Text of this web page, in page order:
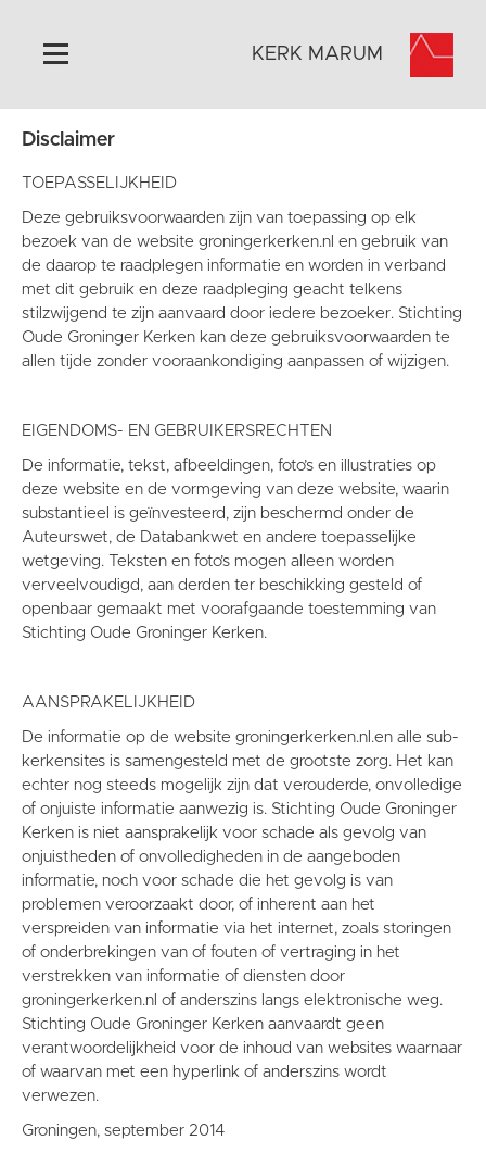
Home
Algemeen
Historie
Omgeving
Activiteiten
Verhuur
Foto's
Contact
Vaktaal
KERK MARUM
Disclaimer
TOEPASSELIJKHEID
Deze gebruiksvoorwaarden zijn van toepassing op elk
bezoek van de website groningerkerken.nl en gebruik van
de daarop te raadplegen informatie en worden in verband
met dit gebruik en deze raadpleging geacht telkens
stilzwijgend te zijn aanvaard door iedere bezoeker. Stichting
Oude Groninger Kerken kan deze gebruiksvoorwaarden te
allen tijde zonder vooraankondiging aanpassen of wijzigen.
EIGENDOMS- EN GEBRUIKERSRECHTEN
De informatie, tekst, afbeeldingen, foto’s en illustraties op
deze website en de vormgeving van deze website, waarin
substantieel is geïnvesteerd, zijn beschermd onder de
Auteurswet, de Databankwet en andere toepasselijke
wetgeving. Teksten en foto’s mogen alleen worden
verveelvoudigd, aan derden ter beschikking gesteld of
openbaar gemaakt met voorafgaande toestemming van
Stichting Oude Groninger Kerken.
AANSPRAKELIJKHEID
De informatie op de website groningerkerken.nl.en alle sub-
kerkensites is samengesteld met de grootste zorg. Het kan
echter nog steeds mogelijk zijn dat verouderde, onvolledige
of onjuiste informatie aanwezig is. Stichting Oude Groninger
Kerken is niet aansprakelijk voor schade als gevolg van
onjuistheden of onvolledigheden in de aangeboden
informatie, noch voor schade die het gevolg is van
problemen veroorzaakt door, of inherent aan het
verspreiden van informatie via het internet, zoals storingen
of onderbrekingen van of fouten of vertraging in het
verstrekken van informatie of diensten door
groningerkerken.nl of anderszins langs elektronische weg.
Stichting Oude Groninger Kerken aanvaardt geen
verantwoordelijkheid voor de inhoud van websites waarnaar
of waarvan met een hyperlink of anderszins wordt
verwezen.
Groningen, september 2014